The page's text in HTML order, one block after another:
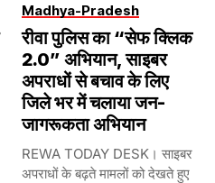
Madhya-Pradesh
रीवा पुलिस का “सेफ क्लिक
2.0” अभियान, साइबर
अपराधों से बचाव के लिए
जिले भर में चलाया जन-
जागरूकता अभियान
REWA TODAY DESK। साइबर
अपराधों के बढ़ते मामलों को देखते हुए